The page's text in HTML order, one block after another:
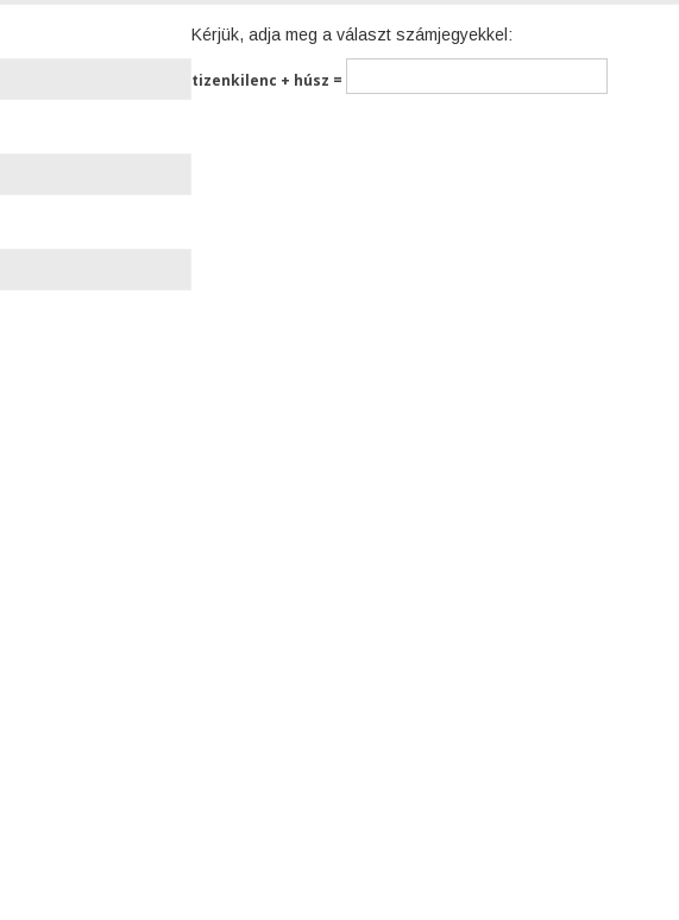
Kérjük, adja meg a választ számjegyekkel:
tizenkilenc + húsz =